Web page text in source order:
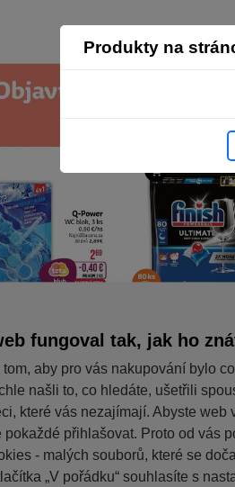
Produkty na
fungoval tak, jak ho
aby pro vás nakupování bylo
našli to, co hledáte, ušetřili
které vás nezajímají. Abyste
pokaždé přihlašovat. Proto od vás
- malých souborů, které se
„V pořádku“ souhlasíte s